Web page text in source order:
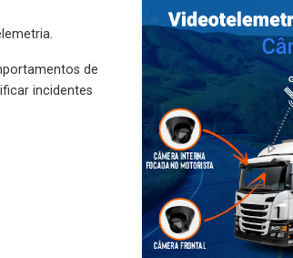
de
incidentes